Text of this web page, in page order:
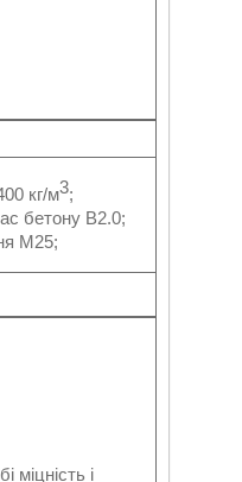
кг/м3;
бетону B2.0;
M25;
міцність і